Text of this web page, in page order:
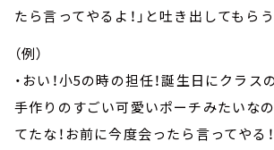
たら言ってやるよ！」と吐き出してもら
（例）
・おい！小5の時の担任！誕生日にクラス
手作りのすごい可愛いポーチみたいな
てたな！お前に今度会ったら言ってやる